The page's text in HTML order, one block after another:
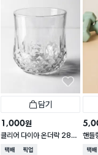
담기
1,000원
클리어 다이아 온더락 280
ml
택배배송매장픽업
핸들
0
택배